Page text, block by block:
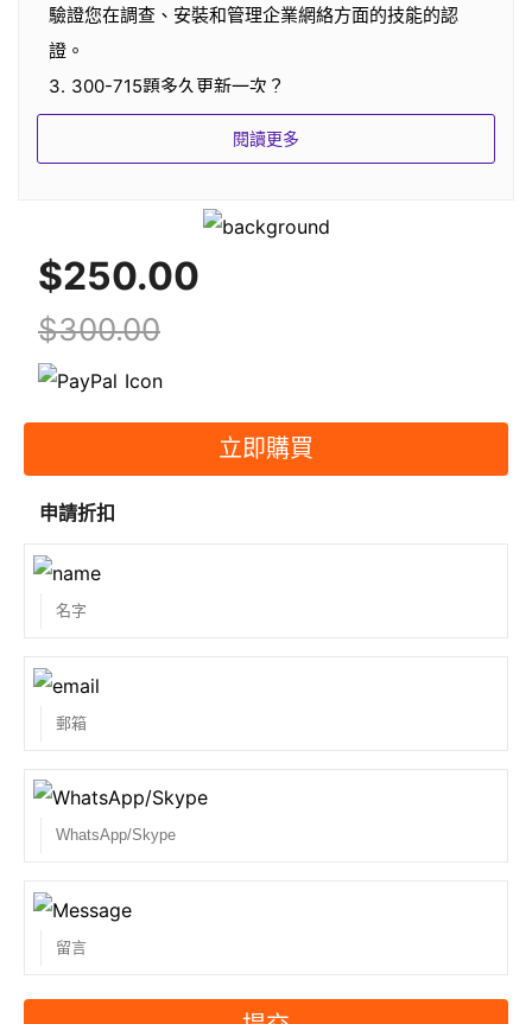
驗證您在調查、安裝和管理企業網絡方面的技能的認
證。
3. 300-715題多久更新一次？
我們總是盡量提供最新的題庫，題庫的更新取決於不同
廠商實際題庫的變化。 一旦我們知道 CCNP 考試題庫
4. 如何準備 300-715 考試？
SPOTO的導師會根據您的情況制定學習時間表。 我們
將為您提供最好的服務，並提供專業的團隊來幫助您的
學習。
5. SPOTO是騙子嗎？
幫助所有想要獲得認證的考生一次通過考試。 相信斯波
托！
6. 通過率如何？
考生成功通過考試。 SPOTO 的候選人每天都在通過他
們的認證考試。 我們確保您能順利通過考試。
服務期為8天。 如果您的考試題庫已過期，您需要付款
續訂。 所以你最好盡快準備考試。
閱讀更多
$250.00
$300.00
立即購買
申請折扣